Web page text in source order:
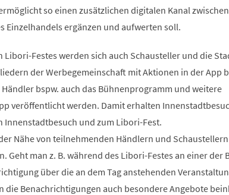
so einen zusätzlichen digitalen Kanal
Einzelhandels ergänzen und aufwerten soll.
Libori-Festes werden sich auch Schausteller und die
der Werbegemeinschaft mit Aktionen in der App
bspw. auch das Bühnenprogramm und weitere
veröffentlicht werden. Damit erhalten
und zum Libori-Fest.
Nähe von teilnehmenden Händlern und
Geht man z. B. während des Libori-Festes an einer der
über die an dem Tag anstehenden
die Benachrichtigungen auch besondere Angebote